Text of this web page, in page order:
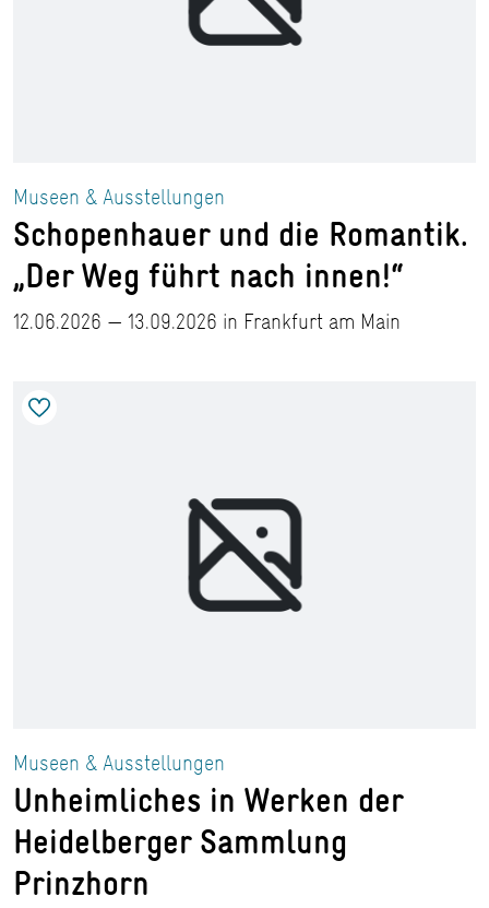
Museen & Ausstellungen
Schopenhauer und die Romantik.
„Der Weg führt nach innen!“
12.06.2026 — 13.09.2026 in Frankfurt am Main
Museen & Ausstellungen
Unheimliches in Werken der
Heidelberger Sammlung
Prinzhorn